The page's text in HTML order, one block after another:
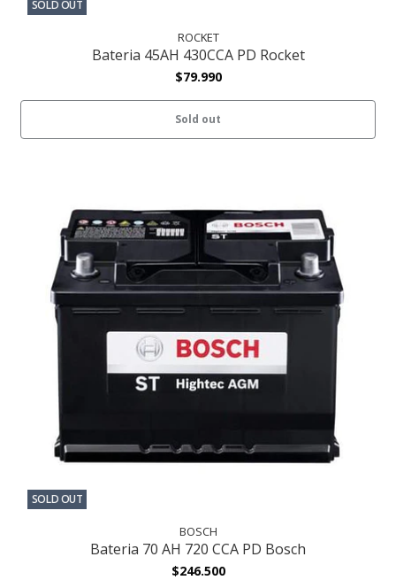
SOLD OUT
ROCKET
Bateria 45AH 430CCA PD Rocket
$79.990
Sold out
SOLD OUT
BOSCH
Bateria 70 AH 720 CCA PD Bosch
$246.500